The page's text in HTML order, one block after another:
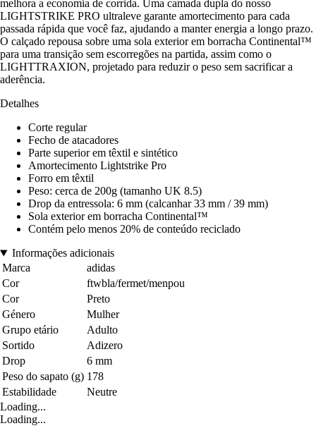
melhora a economia de corrida. Uma camada dupla do nosso
LIGHTSTRIKE PRO ultraleve garante amortecimento para cada
passada rápida que você faz, ajudando a manter energia a longo prazo.
O calçado repousa sobre uma sola exterior em borracha Continental™
para uma transição sem escorregões na partida, assim como o
LIGHTTRAXION, projetado para reduzir o peso sem sacrificar a
aderência.
Detalhes
Corte regular
Fecho de atacadores
Parte superior em têxtil e sintético
Amortecimento Lightstrike Pro
Forro em têxtil
Peso: cerca de 200g (tamanho UK 8.5)
Drop da entressola: 6 mm (calcanhar 33 mm / 39 mm)
Sola exterior em borracha Continental™
Contém pelo menos 20% de conteúdo reciclado
Informações adicionais
Marca
adidas
Cor
ftwbla/fermet/menpou
Cor
Preto
Género
Mulher
Grupo etário
Adulto
Sortido
Adizero
Drop
6 mm
Peso do sapato (g) 178
Estabilidade
Neutre
Loading...
Loading...